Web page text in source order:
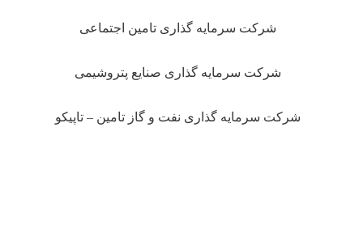
شرکت سرمایه گذاری تامین اجتماعی
شرکت سرمایه گذاری صنایع پتروشیمی
شرکت سرمایه گذاری نفت و گاز تامین – تاپیکو